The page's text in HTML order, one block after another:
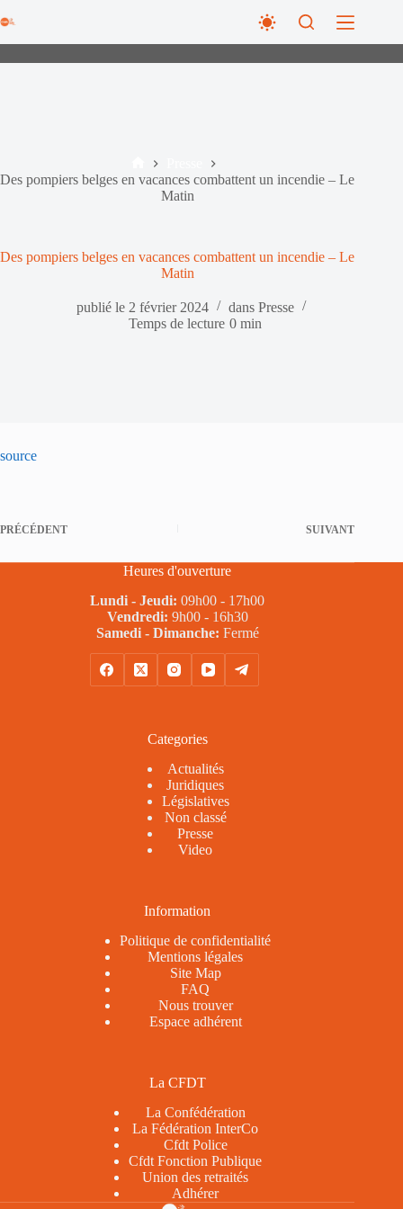
au
Accueil
Des pompiers belges en vacances combattent un incendie – Le
Matin
Des pompiers belges en vacances combattent un incendie – Le
Matin
publié le 2 février 2024 dans Presse
Temps de lecture 0 min
source
PRÉCÉDENT SUIVANT
Heures d'ouverture
Lundi - Jeudi: 09h00 - 17h00
Vendredi: 9h00 - 16h30
Samedi - Dimanche: Fermé
Categories
Actualités
Juridiques
Législatives
Non classé
Presse
Video
Information
Politique de confidentialité
Mentions légales
Site Map
FAQ
Nous trouver
Espace adhérent
La CFDT
La Confédération
La Fédération InterCo
Cfdt Police
Cfdt Fonction Publique
Union des retraités
Adhérer